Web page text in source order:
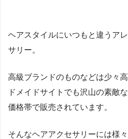
ヘアスタイルにいつもと違うア
サリー。
高級ブランドのものなどは少々
ドメイドサイトでも沢山の素敵
価格帯で販売されています。
そんなヘアアクセサリーには様